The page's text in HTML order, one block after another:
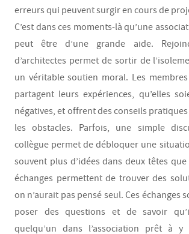
erreurs qui peuvent surgir en cours de
C’est dans ces moments-là qu’une
peut être d’une grande aide.
d’architectes permet de sortir de
un véritable soutien moral. Les membres
partagent leurs expériences, qu’elles
négatives, et offrent des conseils
les obstacles. Parfois, une simple
collègue permet de débloquer une
souvent plus d’idées dans deux têtes
échanges permettent de trouver des
on n’aurait pas pensé seul. Ces échanges
poser des questions et de savoir
quelqu’un dans l’association prêt à